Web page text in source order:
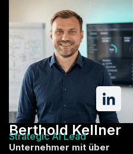
Berthold Kellner
Strategic AI Lead
Unternehmer mit über